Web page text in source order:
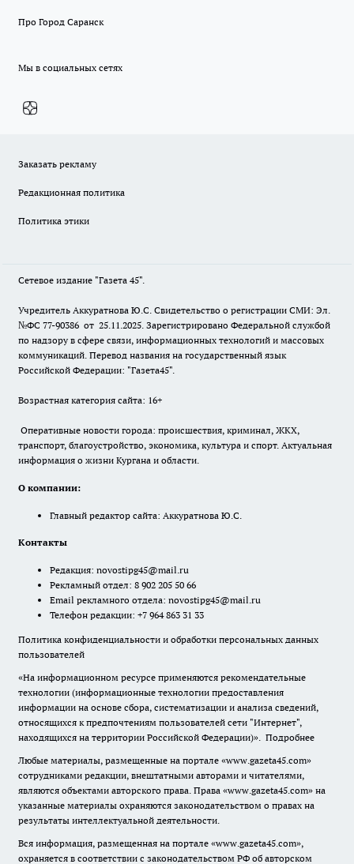
Про Город Саранск
Мы в социальных сетях
Заказать рекламу
Редакционная политика
Политика этики
Сетевое издание "Газета 45".
Учредитель Аккуратнова Ю.С. Свидетельство о регистрации СМИ: Эл.
№ФС 77-90386 от 25.11.2025. Зарегистрировано Федеральной службой
по надзору в сфере связи, информационных технологий и массовых
коммуникаций. Перевод названия на государственный язык
Российской Федерации: "Газета45".
Возрастная категория сайта: 16+
Оперативные новости города: происшествия, криминал, ЖКХ,
транспорт, благоустройство, экономика, культура и спорт. Актуальная
информация о жизни Кургана и области.
О компании:
Главный редактор сайта: Аккуратнова Ю.С.
Контакты
Редакция: novostipg45@mail.ru
Рекламный отдел: 8 902 205 50 66
Email рекламного отдела: novostipg45@mail.ru
Телефон редакции: +7 964 863 31 33
Политика конфиденциальности и обработки персональных данных
пользователей
«На информационном ресурсе применяются рекомендательные
технологии (информационные технологии предоставления
информации на основе сбора, систематизации и анализа сведений,
относящихся к предпочтениям пользователей сети "Интернет",
находящихся на территории Российской Федерации)». Подробнее
Любые материалы, размещенные на портале «www.gazeta45.com»
сотрудниками редакции, внештатными авторами и читателями,
являются объектами авторского права. Права «www.gazeta45.com» на
указанные материалы охраняются законодательством о правах на
результаты интеллектуальной деятельности.
Вся информация, размещенная на портале «www.gazeta45.com»,
охраняется в соответствии с законодательством РФ об авторском